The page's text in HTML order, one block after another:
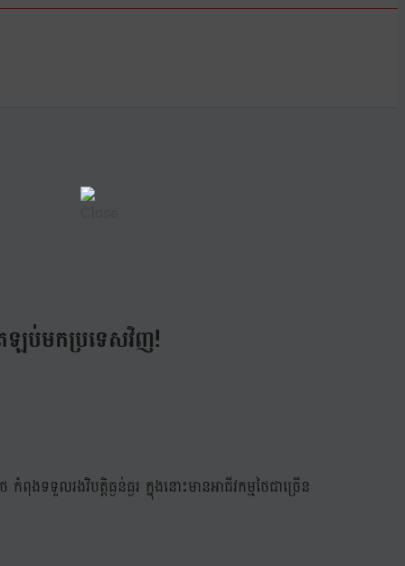
រឡប់មកប្រទេសវិញ!
ទទួលរងវិបត្តិធ្ងន់ធ្ងរ ក្នុងនោះមានអាជីវកម្មថៃជាច្រើន